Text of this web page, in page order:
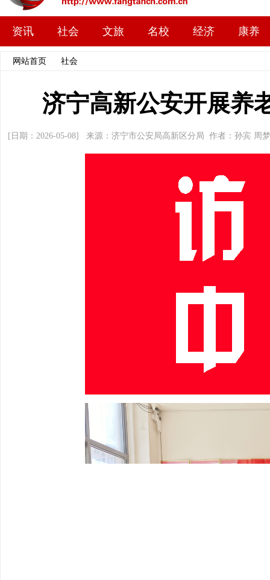
资讯 社会 文旅 名校 经济 康养
网站首页 社会
济宁高新公安开展养
[日期：2026-05-08] 来源：济宁市公安局高新区分局 作者：孙宾 周